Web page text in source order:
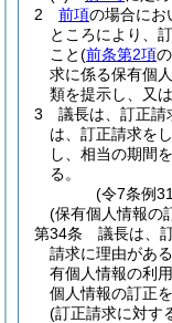
2
前項の場合にお
ところにより、
こと(前条第2項
求に係る保有個
類を提示し、又
3
議長は、訂正請
は、訂正請求を
し、相当の期間
る。
(令7条例
(保有個人情報の
第34条
議長は、
請求に理由があ
有個人情報の利
個人情報の訂正
(訂正請求に対す